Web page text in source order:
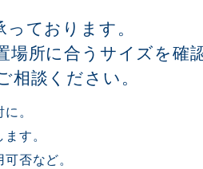
ております。
場所に合うサイズを確
談ください。
。
す。
否など。